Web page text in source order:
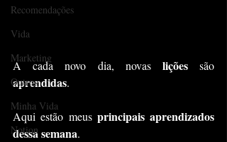
Recomendações
Vida
Marketing
Outros
Minha Vida
Notion
A cada novo dia, novas lições
aprendidas.
Aqui estão meus principais aprendizados
dessa semana.